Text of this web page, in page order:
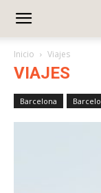
Inicio Viajes
VIAJES
Barcelona